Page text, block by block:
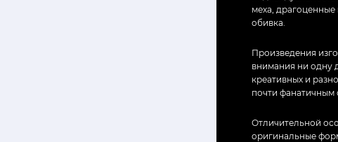
меха, драгоценные
обивка.
Произведения
внимания ни одну
креативных и
почти фанатичным
Отличительной
оригинальные